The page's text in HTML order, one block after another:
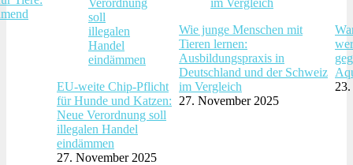
EU-weite Chip-Pflicht
für Hunde und Katzen:
Neue Verordnung soll
illegalen Handel
eindämmen
27. November 2025
Wie junge Menschen mit
Tieren lernen:
Ausbildungspraxis in
Deutschland und der Schweiz
im Vergleich
27. November 2025